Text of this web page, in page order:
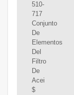
510-
717
Conjunto
De
Elementos
Del
Filtro
De
Acei
$